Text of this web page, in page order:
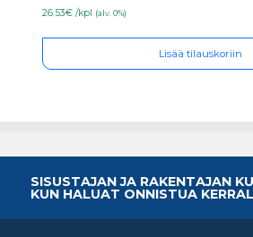
26.53€ /kpl (alv. 0%)
Lisää tilauskoriin
SISUSTAJAN JA RAKENTAJAN
KUN HALUAT ONNISTUA